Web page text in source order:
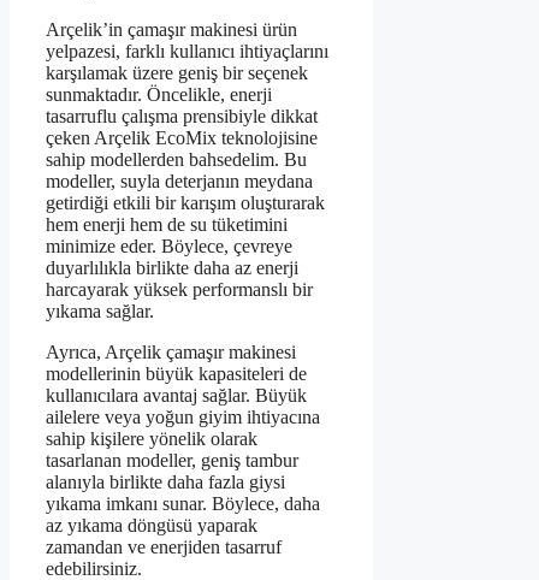
Arçelik’in çamaşır makinesi ürün
yelpazesi, farklı kullanıcı ihtiyaçlarını
karşılamak üzere geniş bir seçenek
sunmaktadır. Öncelikle, enerji
tasarruflu çalışma prensibiyle dikkat
çeken Arçelik EcoMix teknolojisine
sahip modellerden bahsedelim. Bu
modeller, suyla deterjanın meydana
getirdiği etkili bir karışım oluşturarak
hem enerji hem de su tüketimini
minimize eder. Böylece, çevreye
duyarlılıkla birlikte daha az enerji
harcayarak yüksek performanslı bir
yıkama sağlar.
Ayrıca, Arçelik çamaşır makinesi
modellerinin büyük kapasiteleri de
kullanıcılara avantaj sağlar. Büyük
ailelere veya yoğun giyim ihtiyacına
sahip kişilere yönelik olarak
tasarlanan modeller, geniş tambur
alanıyla birlikte daha fazla giysi
yıkama imkanı sunar. Böylece, daha
az yıkama döngüsü yaparak
zamandan ve enerjiden tasarruf
edebilirsiniz.